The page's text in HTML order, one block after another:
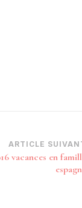
ARTICLE
vacances en